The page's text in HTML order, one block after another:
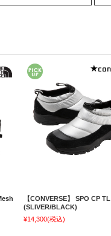
【CONVERSE】 SPO CP TL
(SLIVER/BLACK)
¥14,300(税込)